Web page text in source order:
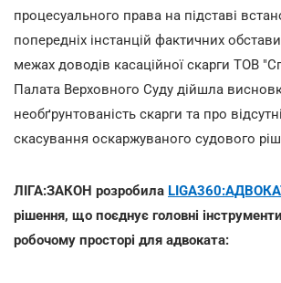
процесуального права на підставі
попередніх інстанцій фактичних
межах доводів касаційної скарги ТОВ
Палата Верховного Суду дійшла
необґрунтованість скарги та про
скасування оскаржуваного судового
ЛІГА:ЗАКОН розробила
рішення, що поєднує головні
робочому просторі для адвоката: